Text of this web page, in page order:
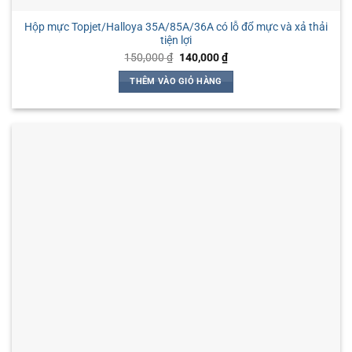
Hộp mực Topjet/Halloya 35A/85A/36A có lỗ đổ mực và xả thải
tiện lợi
150,000₫ Giá
là:
150,000 ₫.
140,000₫Giá
hiện
140,000 ₫.
THÊM VÀO GIỎ HÀNG